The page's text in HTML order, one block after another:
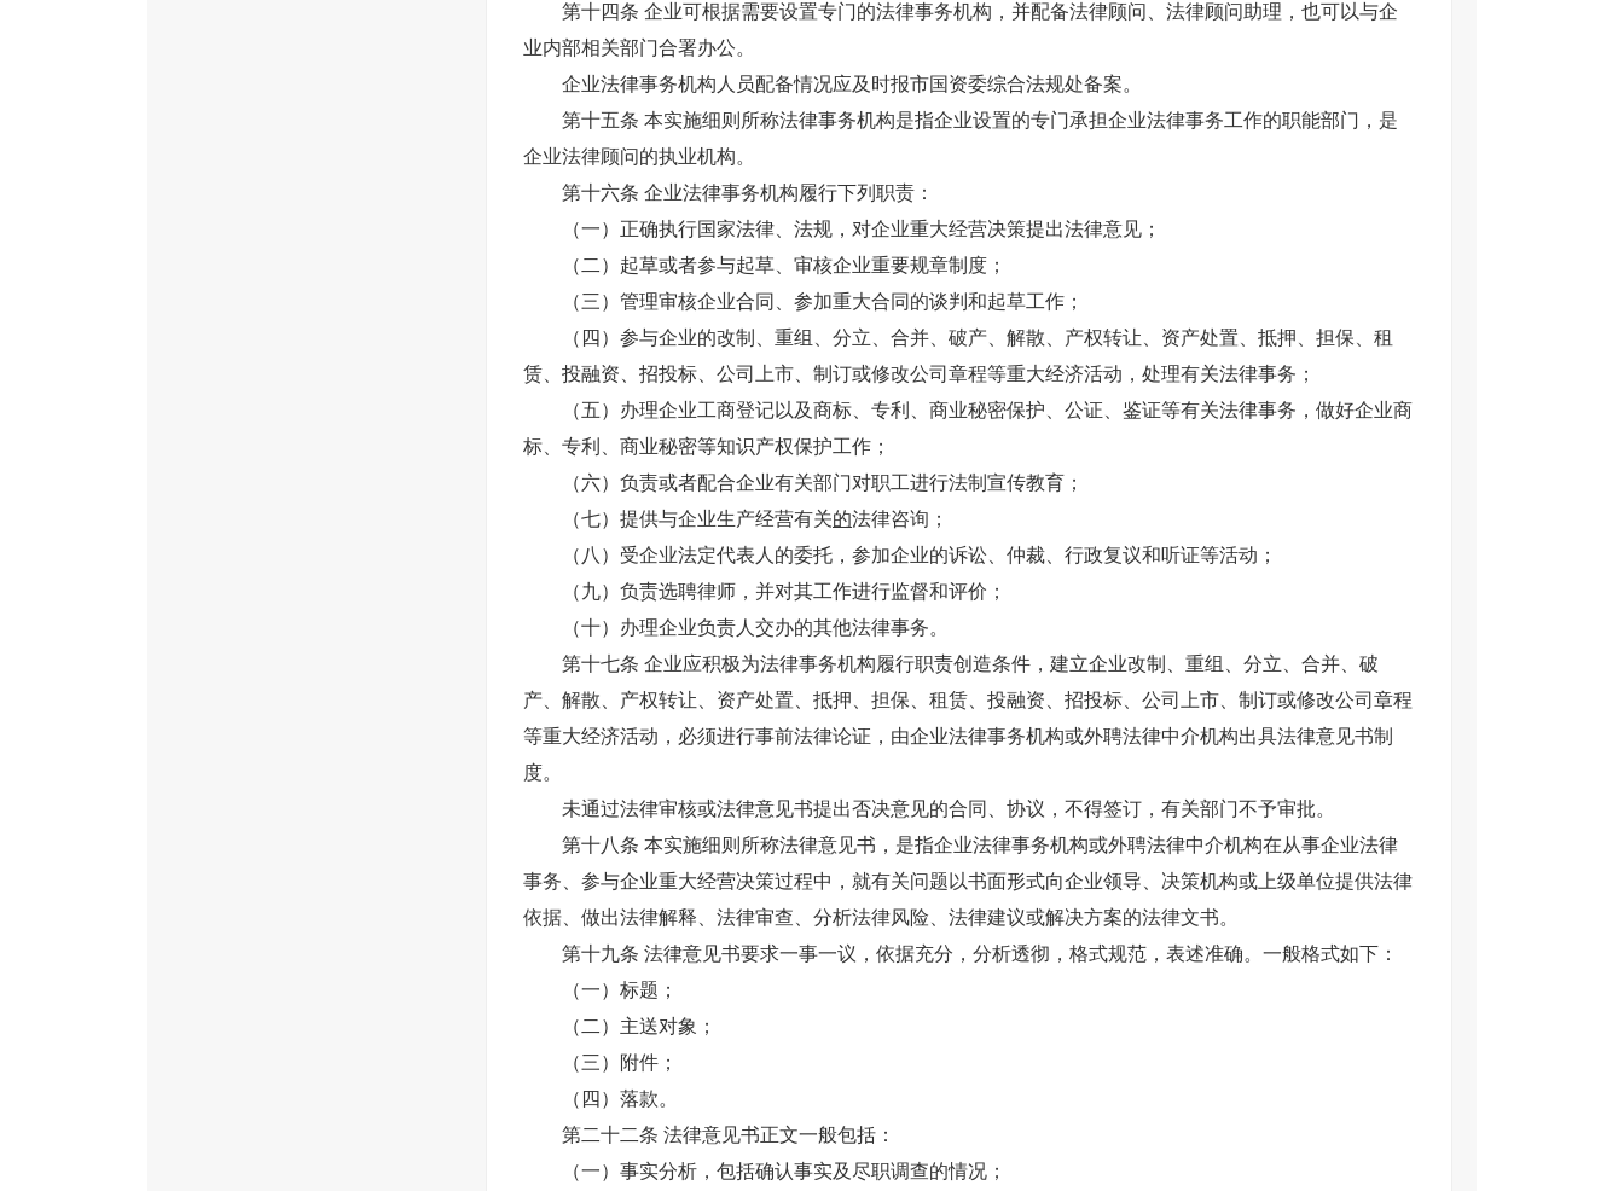
第十四条 企业可根据需要设置专门的法律事务机构，并配备法律顾问、法律顾问助理，也可以与企
业内部相关部门合署办公。
企业法律事务机构人员配备情况应及时报市国资委综合法规处备案。
第十五条 本实施细则所称法律事务机构是指企业设置的专门承担企业法律事务工作的职能部门，是
企业法律顾问的执业机构。
第十六条 企业法律事务机构履行下列职责：
（一）正确执行国家法律、法规，对企业重大经营决策提出法律意见；
（二）起草或者参与起草、审核企业重要规章制度；
（三）管理审核企业合同、参加重大合同的谈判和起草工作；
（四）参与企业的改制、重组、分立、合并、破产、解散、产权转让、资产处置、抵押、担保、租
赁、投融资、招投标、公司上市、制订或修改公司章程等重大经济活动，处理有关法律事务；
（五）办理企业工商登记以及商标、专利、商业秘密保护、公证、鉴证等有关法律事务，做好企业商
标、专利、商业秘密等知识产权保护工作；
（六）负责或者配合企业有关部门对职工进行法制宣传教育；
（七）提供与企业生产经营有关的法律咨询；
（八）受企业法定代表人的委托，参加企业的诉讼、仲裁、行政复议和听证等活动；
（九）负责选聘律师，并对其工作进行监督和评价；
（十）办理企业负责人交办的其他法律事务。
第十七条 企业应积极为法律事务机构履行职责创造条件，建立企业改制、重组、分立、合并、破
产、解散、产权转让、资产处置、抵押、担保、租赁、投融资、招投标、公司上市、制订或修改公司章程
等重大经济活动，必须进行事前法律论证，由企业法律事务机构或外聘法律中介机构出具法律意见书制
度。
未通过法律审核或法律意见书提出否决意见的合同、协议，不得签订，有关部门不予审批。
第十八条 本实施细则所称法律意见书，是指企业法律事务机构或外聘法律中介机构在从事企业法律
事务、参与企业重大经营决策过程中，就有关问题以书面形式向企业领导、决策机构或上级单位提供法律
依据、做出法律解释、法律审查、分析法律风险、法律建议或解决方案的法律文书。
第十九条 法律意见书要求一事一议，依据充分，分析透彻，格式规范，表述准确。一般格式如下：
（一）标题；
（二）主送对象；
（三）附件；
（四）落款。
第二十二条 法律意见书正文一般包括：
（一）事实分析，包括确认事实及尽职调查的情况；